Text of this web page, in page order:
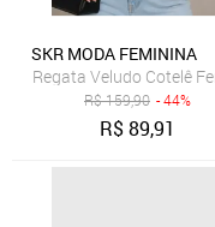
SKR MODA FEMININA
Regata Veludo Cotelê
R$159,90 - 44%
R$89,91